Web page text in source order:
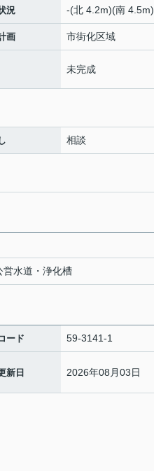
況 -(北 4.2m)(南 4.5m)
画 市街化区域
未完成
相談
営水道・浄化槽
ード 59-3141-1
新日 2026年08月03日